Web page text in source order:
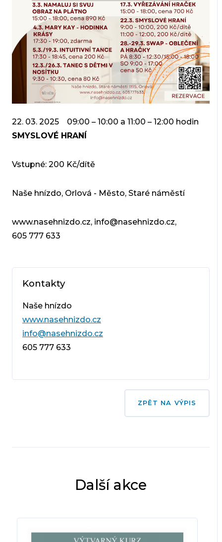
22. 03. 2025 09:00 – 10:00 a 11:00 – 12:00 hodin
SMYSLOVÉ HRANÍ
Vstupné: 200 Kč/dítě
Naše hnízdo, Orlová - Město, Staré náměstí
www.nasehnizdo.cz, info@nasehnizdo.cz,
605 777 633
Kontakty
Naše hnízdo
www.nasehnizdo.cz
info@nasehnizdo.cz
605 777 633
ZPĚT NA VÝPIS
Další akce